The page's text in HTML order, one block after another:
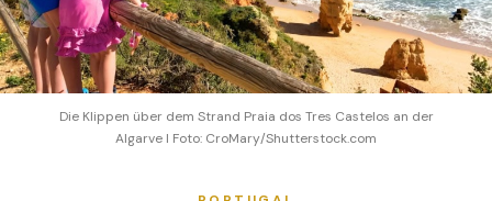
Die Klippen über dem Strand Praia dos Tres Castelos an der
Algarve I Foto: CroMary/Shutterstock.com